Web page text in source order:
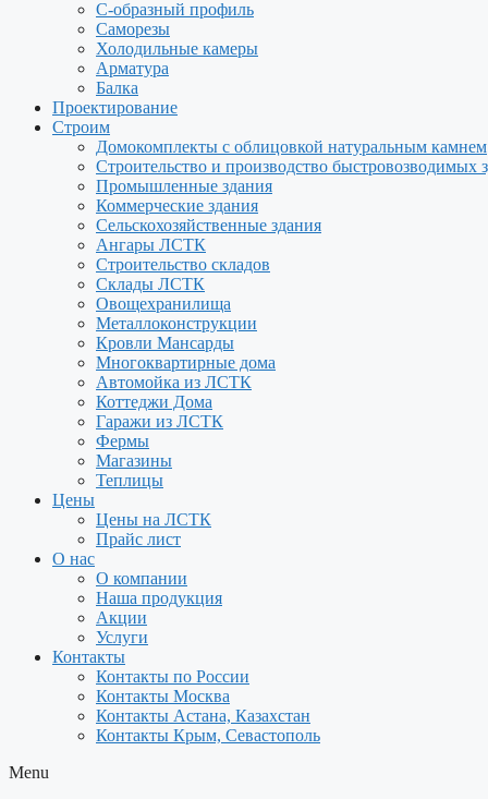
С-образный профиль
Саморезы
Холодильные камеры
Арматура
Балка
Проектирование
Строим
Домокомплекты с облицовкой натуральным камнем
Строительство и производство быстровозводимых
Промышленные здания
Коммерческие здания
Сельскохозяйственные здания
Ангары ЛСТК
Строительство складов
Склады ЛСТК
Овощехранилища
Металлоконструкции
Кровли Мансарды
Многоквартирные дома
Автомойка из ЛСТК
Коттеджи Дома
Гаражи из ЛСТК
Фермы
Магазины
Теплицы
Цены
Цены на ЛСТК
Прайс лист
О нас
О компании
Наша продукция
Акции
Услуги
Контакты
Контакты по России
Контакты Москва
Контакты Астана, Казахстан
Контакты Крым, Севастополь
Menu